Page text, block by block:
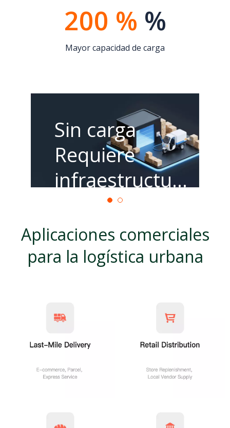
200 % %
Mayor capacidad de carga
Sin carga
Requiere
infraestructur
Aplicaciones comerciales
para la logística urbana